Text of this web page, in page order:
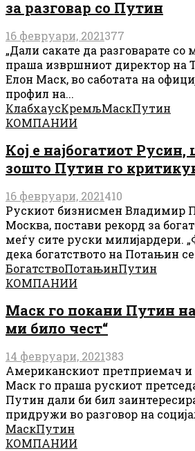
за разговар со Путин
16 февруари, 2021377
„Дали сакате да разговарате со
праша извршниот директор на
Елон Маск, во саботата на
профил на...
КлабхаусКремљМаскПутин
КОМПАНИИ
Кој е најбогатиот
зошто Путин го
16 февруари, 2021410
Рускиот бизнисмен Владимир
Москва, постави рекорд за
меѓу сите руски милијардери.
дека богатството на Потањин
БогатствоПотањинПутин
КОМПАНИИ
Маск го покани Путин на
ми било чест“
14 февруари, 2021383
Американскиот претприемач и
Маск го праша рускиот
Путин дали би бил
придружи во разговор на
МаскПутин
КОМПАНИИ